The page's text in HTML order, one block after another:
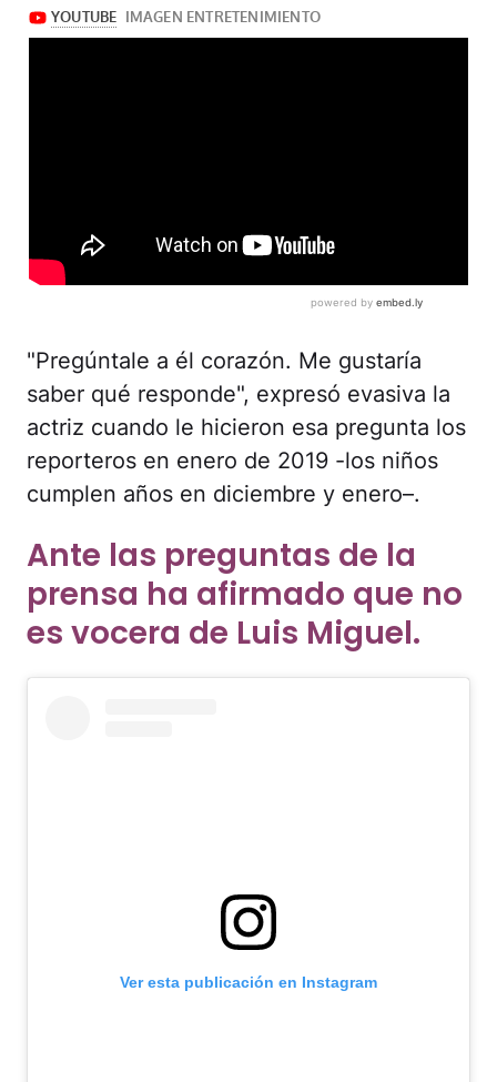
"Pregúntale a él corazón. Me gustaría
saber qué responde", expresó evasiva la
actriz cuando le hicieron esa pregunta los
reporteros en enero de 2019 -los niños
cumplen años en diciembre y enero–.
Ante las preguntas de la
prensa ha afirmado que no
es vocera de Luis Miguel.
Ver esta publicación en Instagram